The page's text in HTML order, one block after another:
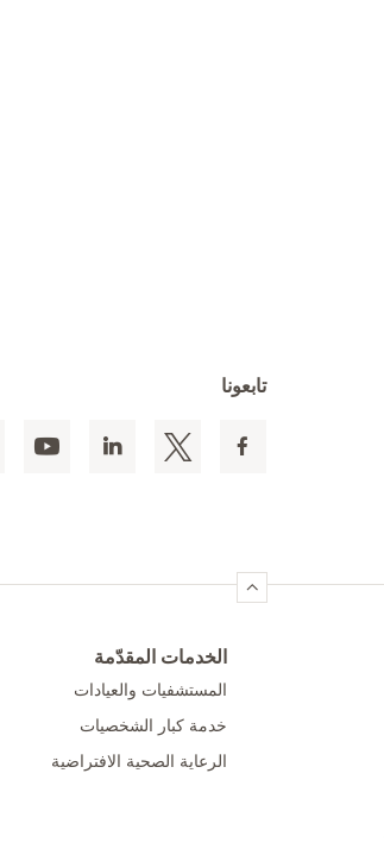
تابعونا
الخدمات المقدّمة
المستشفيات والعيادات
خدمة كبار الشخصيات
الرعاية الصحية الافتراضية